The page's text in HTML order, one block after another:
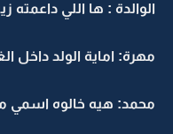
الوالدة : ها اللي
مهرة: اماية الولد داخل
محمد: هيه خالوه اسمي